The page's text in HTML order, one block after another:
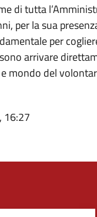
di tutta
per la sua
per
arrivare
mondo del